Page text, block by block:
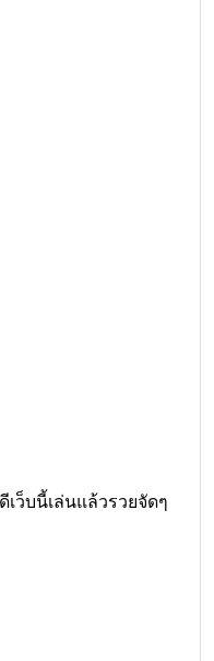
ว็บนี้เล่นแล้วรวยจัดๆ